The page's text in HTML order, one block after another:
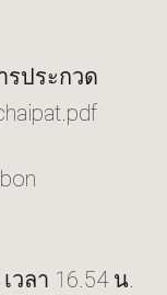
รประกวด
วลา 16.54 น.